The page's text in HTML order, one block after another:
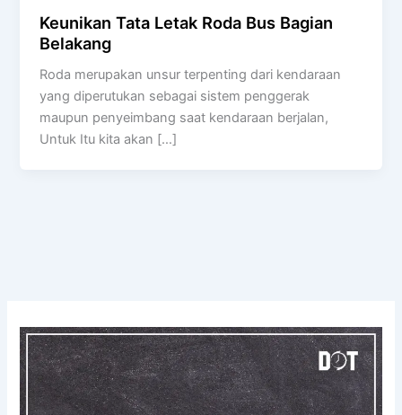
Keunikan Tata Letak Roda Bus Bagian
Belakang
Roda merupakan unsur terpenting dari kendaraan
yang diperutukan sebagai sistem penggerak
maupun penyeimbang saat kendaraan berjalan,
Untuk Itu kita akan […]